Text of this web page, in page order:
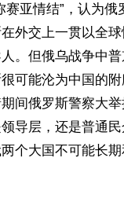
亚情结”，认为俄
外交上一贯以全
。但俄乌战争中
可能沦为中国的
间俄罗斯警察大
导层，还是普通
个大国不可能长